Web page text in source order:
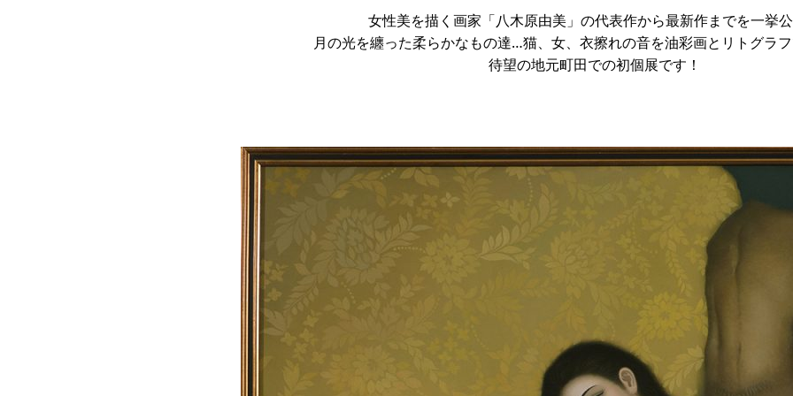
女性美を描く画家「八木原由美」の代表作から最新作までを一挙
月の光を纏った柔らかなもの達…猫、女、衣擦れの音を油彩画とリトグラ
待望の地元町田での初個展です！